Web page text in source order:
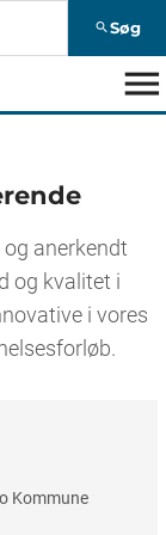
search Søg
menu
anerkendt
og kvalitet i
i vores
Kommune